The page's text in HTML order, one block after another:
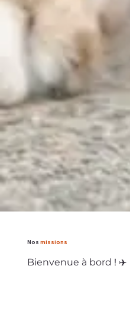
Nos missions
Bienvenue à bord ! ✈️